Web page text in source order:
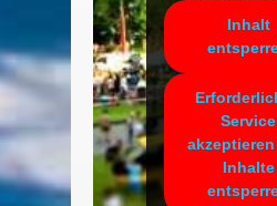
Inhalt
Service
Inhalte